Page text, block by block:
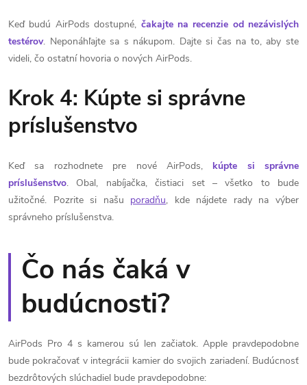
Keď budú AirPods dostupné, čakajte na recenzie od nezávislých
testérov. Neponáhľajte sa s nákupom. Dajte si čas na to, aby ste
videli, čo ostatní hovoria o nových AirPods.
Krok 4: Kúpte si správne
príslušenstvo
Keď sa rozhodnete pre nové AirPods, kúpte si správne
príslušenstvo. Obal, nabíjačka, čistiaci set – všetko to bude
užitočné. Pozrite si našu poradňu, kde nájdete rady na výber
správneho príslušenstva.
Čo nás čaká v
budúcnosti?
AirPods Pro 4 s kamerou sú len začiatok. Apple pravdepodobne
bude pokračovať v integrácii kamier do svojich zariadení. Budúcnosť
bezdrôtových slúchadiel bude pravdepodobne: